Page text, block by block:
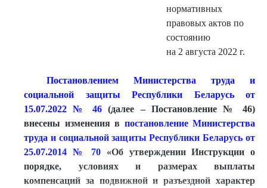
нормативных
правовых актов по
состоянию
на 2 августа 2022 г.
Постановлением Министерства труда и
социальной защиты Республики Беларусь от
15.07.2022 № 46
(далее – Постановление № 46)
внесены изменения в постановление Министерства
труда и социальной защиты Республики Беларусь от
25.07.2014 № 70
«Об утверждении Инструкции о
порядке, условиях и размерах выплаты
компенсаций за подвижной и разъездной характер